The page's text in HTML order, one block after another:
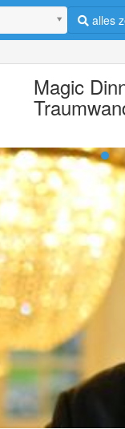
alles
Magic